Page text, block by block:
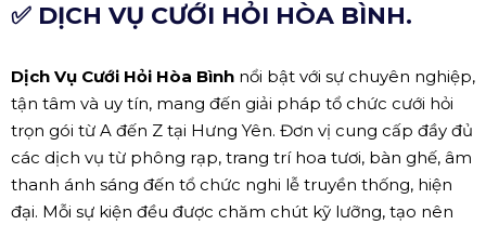
✅ DỊCH VỤ CƯỚI HỎI HÒA BÌNH.
Dịch Vụ Cưới Hỏi Hòa Bình nổi bật với sự chuyên nghiệp,
tận tâm và uy tín, mang đến giải pháp tổ chức cưới hỏi
trọn gói từ A đến Z tại Hưng Yên. Đơn vị cung cấp đầy đủ
các dịch vụ từ phông rạp, trang trí hoa tươi, bàn ghế, âm
thanh ánh sáng đến tổ chức nghi lễ truyền thống, hiện
đại. Mỗi sự kiện đều được chăm chút kỹ lưỡng, tạo nên